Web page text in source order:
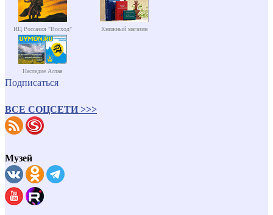
ИЦ Россазия "Восход" Книжный магазин
Наследие Алтая
Подписаться
ВСЕ СОЦСЕТИ >>>
Музей